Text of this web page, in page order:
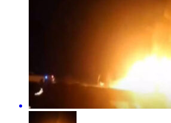
GULF1 day ago
മക്കമദീന ഹൈവേയില്‍
കത്തി, 40 പേര്‍ മരിച്ചു